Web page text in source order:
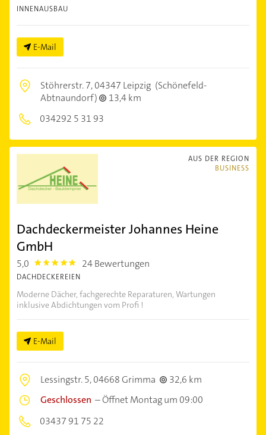
INNENAUSBAU
E-Mail
Stöhrerstr. 7,04347 Leipzig (Schönefeld-
Abtnaundorf)
13,4 km
034292 5 31 93
AUS DER REGION
BUSINESS
Dachdeckermeister Johannes Heine
GmbH
5,0 5.0 24 Bewertungen
DACHDECKEREIEN
Moderne Dächer, fachgerechte Reparaturen, Wartungen
inklusive Abdichtungen vom Profi !
E-Mail
Lessingstr. 5,04668 Grimma
32,6 km
Geschlossen –Öffnet Montag um 09:00
03437 91 75 22